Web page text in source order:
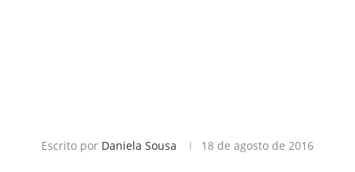
Escrito por Daniela Sousa 18 de agosto de 2016